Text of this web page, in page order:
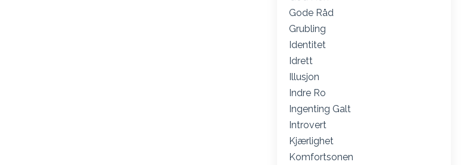
Gode Råd
Grubling
Identitet
Idrett
Illusjon
Indre Ro
Ingenting Galt
Introvert
Kjærlighet
Komfortsonen